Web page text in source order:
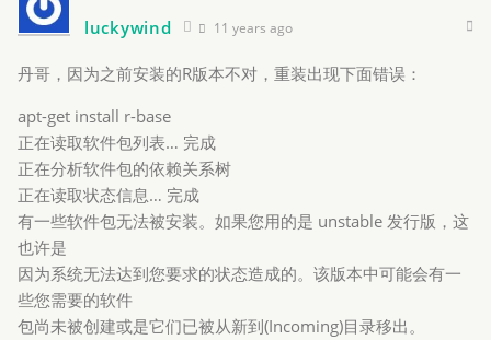
luckywind 11 years ago
丹哥，因为之前安装的R版本不对，重装出现下面错误：
apt-get install r-base
正在读取软件包列表… 完成
正在分析软件包的依赖关系树
正在读取状态信息… 完成
有一些软件包无法被安装。如果您用的是 unstable 发行版，这
也许是
因为系统无法达到您要求的状态造成的。该版本中可能会有一
些您需要的软件
包尚未被创建或是它们已被从新到(Incoming)目录移出。